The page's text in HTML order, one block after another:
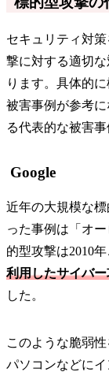
セキュリティ対
撃に対する適切
ります。具体的
被害事例が参考
る代表的な被害
Google
近年の大規模な
った事例は「オ
的型攻撃は2010
利用したサイバ
した。
このような脆弱
パソコンなどに